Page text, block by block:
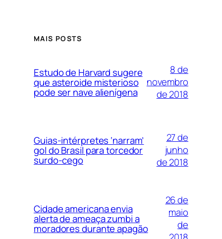
MAIS POSTS
Estudo de Harvard sugere
que asteroide misterioso
pode ser nave alienígena
8 de
novembro
de 2018
Guias-intérpretes ‘narram’
gol do Brasil para torcedor
surdo-cego
27 de
junho
de 2018
Cidade americana envia
alerta de ameaça zumbi a
moradores durante apagão
26 de
maio
de